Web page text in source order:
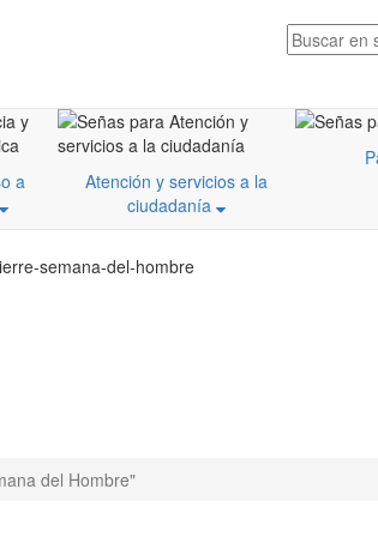
a
Atención y servicios a la
ciudadanía
semana-del-hombre
del Hombre"